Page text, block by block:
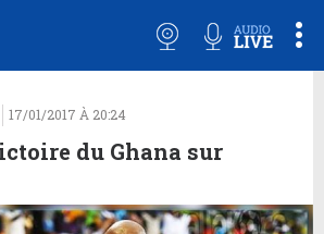
17/01/2017 À 20:24
du Ghana sur